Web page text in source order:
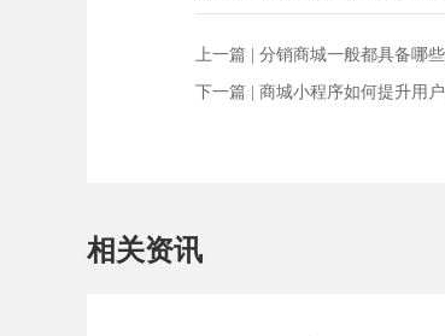
上一篇 | 分销商城一般都具备哪
下一篇 | 商城小程序如何提升用
相关资讯